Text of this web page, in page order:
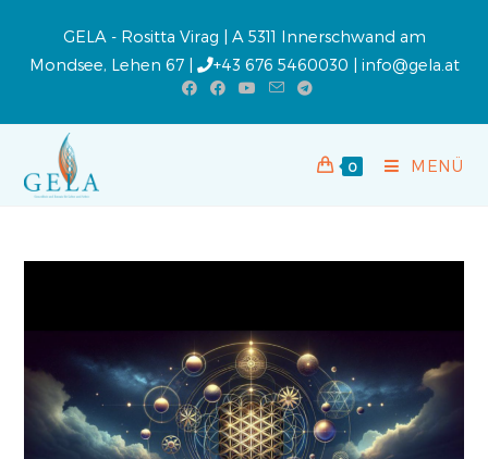
GELA - Rositta Virag | A 5311 Innerschwand am
Mondsee, Lehen 67 |
+43 676 5460030 | info@gela.at
0 MENÜ